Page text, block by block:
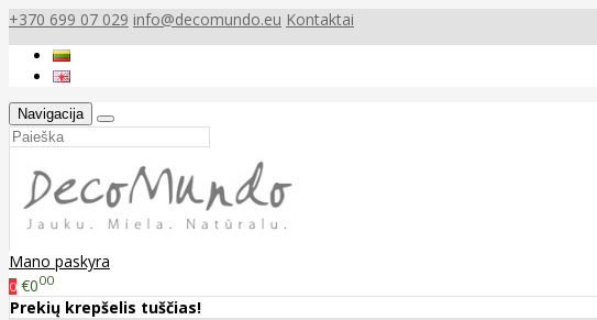
+370 699 07 029 info@decomundo.eu Kontaktai
Navigacija
Mano paskyra
0 €000
Prekių krepšelis tuščias!